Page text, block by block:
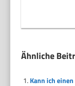
Ähnliche
Kann ich